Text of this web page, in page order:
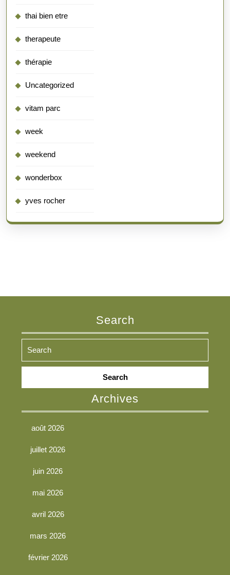
thai bien etre
therapeute
thérapie
Uncategorized
vitam parc
week
weekend
wonderbox
yves rocher
Search
Search
Archives
août 2026
juillet 2026
juin 2026
mai 2026
avril 2026
mars 2026
février 2026